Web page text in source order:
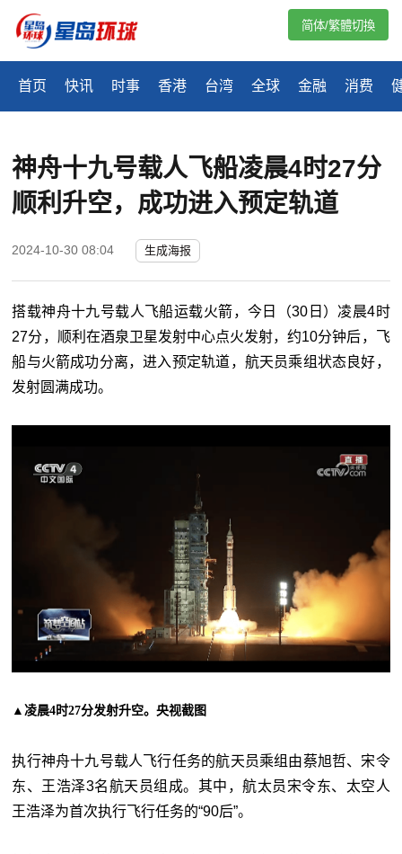
首页 快讯 时事 香港 台湾 全球 金融 消费
简体/繁體切換
神舟十九号载人飞船凌晨4时27分
顺利升空，成功进入预定轨道
2024-10-30 08:04 生成海报
搭载神舟十九号载人飞船运载火箭，今日（30日）凌晨4时
27分，顺利在酒泉卫星发射中心点火发射，约10分钟后，飞
船与火箭成功分离，进入预定轨道，航天员乘组状态良好，
发射圆满成功。
▲凌晨4时27分发射升空。央视截图
执行神舟十九号载人飞行任务的航天员乘组由蔡旭哲、宋令
东、王浩泽3名航天员组成。其中，航太员宋令东、太空人
王浩泽为首次执行飞行任务的“90后”。